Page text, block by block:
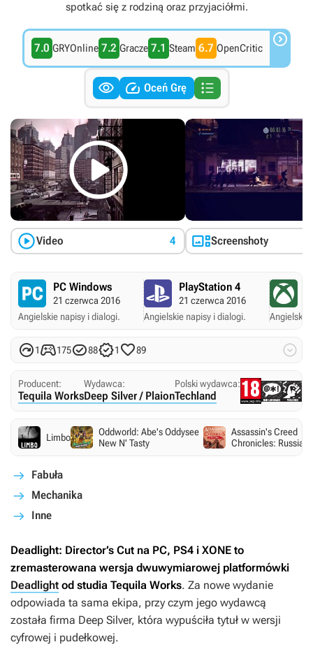
spotkać się z rodziną oraz przyjaciółmi.
7.0 GRYOnline 7.2 Gracze 7.1 Steam 6.7 OpenCritic 
  Oceń Grę 

Video 4 Screenshoty
PC Windows
21 czerwca 2016
Angielskie napisy i dialogi.
PlayStation 4
21 czerwca 2016
Angielskie napisy i dialogi.
Angielskie
1175881 89 
Producent:
Tequila Works
Wydawca:
Deep Silver / Plaion
Polski wydawca:
Techland
Limbo
Oddworld: Abe's Oddysee
New N' Tasty
Assassin's Creed
Chronicles: Russia
Fabuła
Mechanika
Inne
Deadlight: Director’s Cut na PC, PS4 i XONE to
zremasterowana wersja dwuwymiarowej platformówki
Deadlight od studia Tequila Works. Za nowe wydanie
odpowiada ta sama ekipa, przy czym jego wydawcą
została firma Deep Silver, która wypuściła tytuł w wersji
cyfrowej i pudełkowej.